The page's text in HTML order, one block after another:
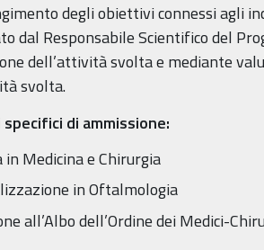
degli obiettivi connessi agli
dal Responsabile Scientifico del
dell’attività svolta e mediante
svolta.
di ammissione:
in Medicina e Chirurgia
in Oftalmologia
all’Albo dell’Ordine dei Medici-